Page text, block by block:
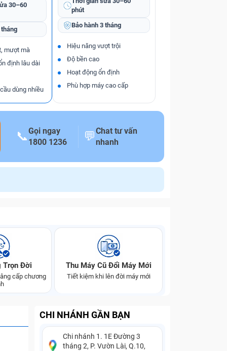
30–60
tháng
mượt mà
định lâu dài
dùng nhiều
phút
Bảo hành 3 tháng
Hiệu năng vượt trội
Độ bền cao
Hoạt động ổn định
Phù hợp máy cao cấp
📞Gọi ngay
1800 1236
💬Chat tư vấn
nhanh
Trọn Đời
cấp chương
Thu Máy Cũ Đổi Máy Mới
Tiết kiệm khi lên đời máy mới
CHI NHÁNH GẦN BẠN
Chi nhánh 1. 1E Đường 3
tháng 2, P. Vườn Lài, Q.10,